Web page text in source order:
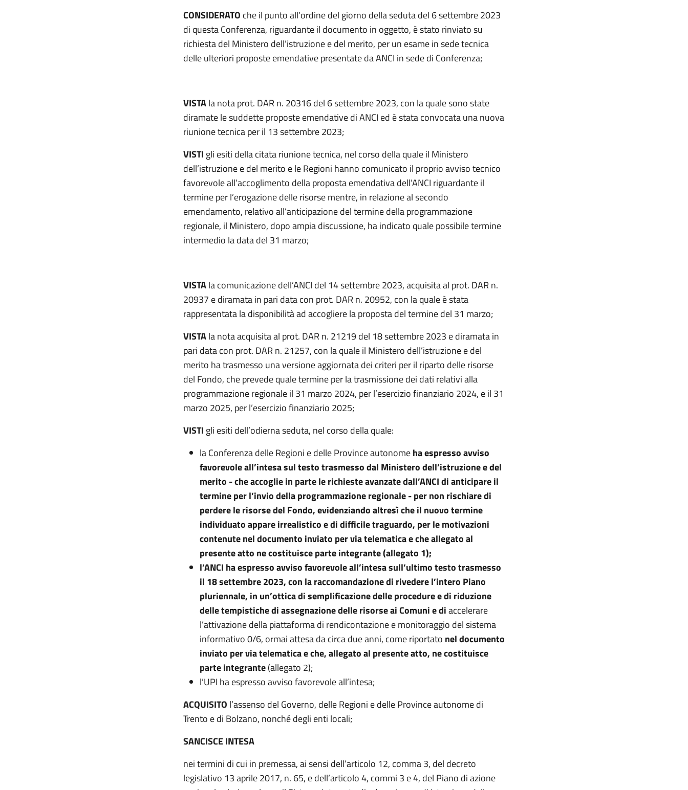
CONSIDERATO che il punto all’ordine del giorno della seduta del 6 settembre 2023
di questa Conferenza, riguardante il documento in oggetto, è stato rinviato su
richiesta del Ministero dell’istruzione e del merito, per un esame in sede tecnica
delle ulteriori proposte emendative presentate da ANCI in sede di Conferenza;
VISTAla nota prot. DAR n. 20316 del 6 settembre 2023, con la quale sono state
diramate le suddette proposte emendative di ANCI ed è stata convocata una nuova
riunione tecnica per il 13 settembre 2023;
VISTI gli esiti della citata riunione tecnica, nel corso della quale il Ministero
dell’istruzione e del merito e le Regioni hanno comunicato il proprio avviso tecnico
favorevole all’accoglimento della proposta emendativa dell’ANCI riguardante il
termine per l’erogazione delle risorse mentre, in relazione al secondo
emendamento, relativo all’anticipazione del termine della programmazione
regionale, il Ministero, dopo ampia discussione, ha indicato quale possibile termine
intermedio la data del 31 marzo;
VISTAla comunicazione dell’ANCI del 14 settembre 2023, acquisita al prot. DAR n.
20937 e diramata in pari data con prot. DAR n. 20952, con la quale è stata
rappresentata la disponibilità ad accogliere la proposta del termine del 31 marzo;
VISTAla nota acquisita al prot. DAR n. 21219 del 18 settembre 2023 e diramata in
pari data con prot. DAR n. 21257, con la quale il Ministero dell’istruzione e del
merito ha trasmesso una versione aggiornata dei criteri per il riparto delle risorse
del Fondo, che prevede quale termine per la trasmissione dei dati relativi alla
programmazione regionale il 31 marzo 2024, per l’esercizio finanziario 2024, e il 31
marzo 2025, per l’esercizio finanziario 2025;
VISTI gli esiti dell’odierna seduta, nel corso della quale:
la Conferenza delle Regioni e delle Province autonomeha espresso avviso
favorevole all’intesa sul testo trasmesso dal Ministero dell’istruzione e del
merito - che accoglie in parte le richieste avanzate dall’ANCI di anticipare il
termine per l’invio della programmazione regionale - per non rischiare di
perdere le risorse del Fondo, evidenziando altresì che il nuovo termine
individuato appare irrealistico e di difficile traguardo, per le motivazioni
contenute nel documento inviato per via telematica e che allegato al
presente atto ne costituisce parte integrante (allegato 1);
l’ANCI ha espresso avviso favorevole all’intesa sull’ultimo testo trasmesso
il 18 settembre 2023, con la raccomandazione di rivedere l’intero Piano
pluriennale, in un’ottica di semplificazione delle procedure e di riduzione
delle tempistiche di assegnazione delle risorse ai Comuni e diaccelerare
l’attivazione della piattaforma di rendicontazione e monitoraggio del sistema
informativo 0/6, ormai attesa da circa due anni, come riportato nel documento
inviato per via telematica e che, allegato al presente atto, ne costituisce
parte integrante(allegato 2);
l’UPI ha espresso avviso favorevole all’intesa;
ACQUISITO l’assenso del Governo, delle Regioni e delle Province autonome di
Trento e di Bolzano, nonché degli enti locali;
SANCISCE INTESA
nei termini di cui in premessa, ai sensi dell’articolo 12, comma 3, del decreto
legislativo 13 aprile 2017, n. 65, e dell’articolo 4, commi 3 e 4, del Piano di azione